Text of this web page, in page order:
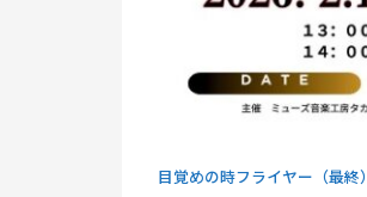
目覚めの時フライヤー（最終）